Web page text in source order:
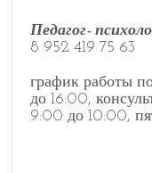
Педагог-
8 952 419 75 63
график работы
до 16:00,
9:00 до 10:00,